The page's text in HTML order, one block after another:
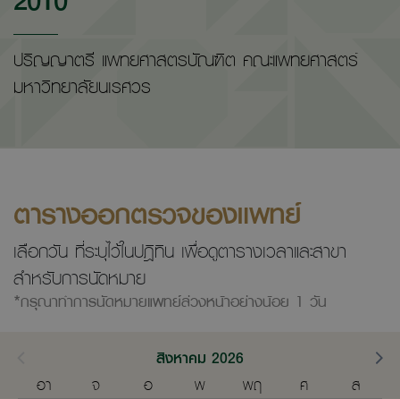
ปริญญาตรี แพทยศาสตรบัณฑิต คณะแพทยศาสตร์
มหาวิทยาลัยนเรศวร
ตารางออกตรวจของแพทย์
เลือกวัน ที่ระบุไว้ในปฎิทิน เพื่อดูตารางเวลาและสาขา
สำหรับการนัดหมาย
*กรุณาทำการนัดหมายแพทย์ล่วงหน้าอย่างน้อย 1 วัน
สิงหาคม 2026
อา
จ อ พ พฤ ศ
ส